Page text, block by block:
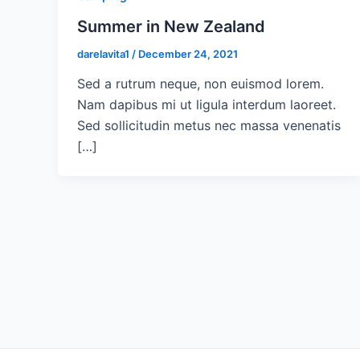
Summer in New Zealand
darelavita1 / December 24, 2021
Sed a rutrum neque, non euismod lorem.
Nam dapibus mi ut ligula interdum laoreet.
Sed sollicitudin metus nec massa venenatis
[…]